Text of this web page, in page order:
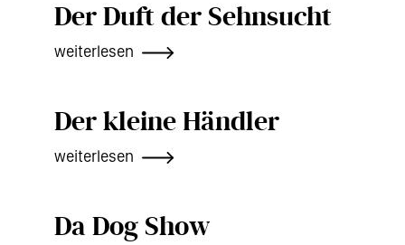
Der Duft der Sehnsucht
weiterlesen
Der kleine Händler
weiterlesen
Da Dog Show